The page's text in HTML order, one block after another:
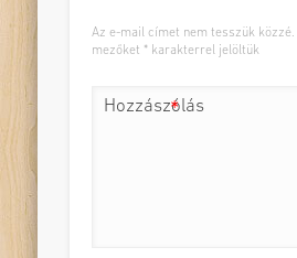
Az e-mail címet nem tesszük közzé.
mezőket * karakterrel jelöltük
Hozzászólás
*